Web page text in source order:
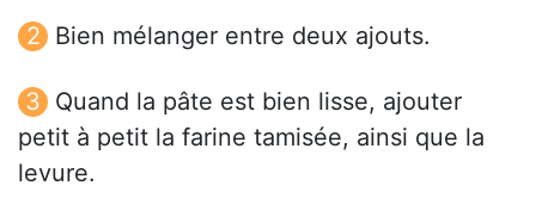
Bien mélanger entre deux ajouts.
Quand la pâte est bien lisse, ajouter
petit à petit la farine tamisée, ainsi que la
levure.